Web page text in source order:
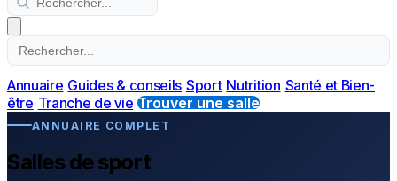
Annuaire Guides & conseils Sport Nutrition Santé et Bien-
être Tranche de vie Trouver une salle
ANNUAIRE COMPLET
Salles de sport